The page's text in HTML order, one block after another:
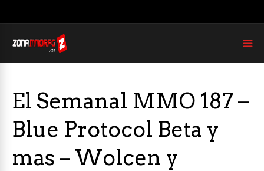
El Semanal MMO 187 –
Blue Protocol Beta y
mas – Wolcen y